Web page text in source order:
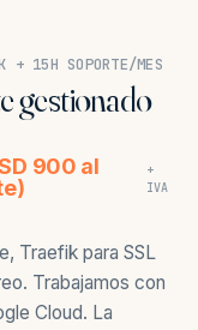
+ 15H SOPORTE/MES
gestionado
900 al
+
IVA
Traefik para SSL
Trabajamos con
Cloud. La